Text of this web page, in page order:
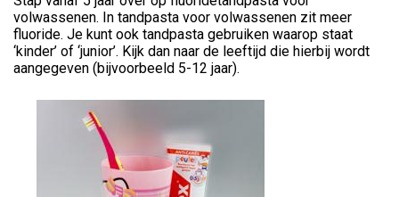
volwassenen. In tandpasta voor volwassenen zit meer
fluoride. Je kunt ook tandpasta gebruiken waarop staat
‘kinder’ of ‘junior’. Kijk dan naar de leeftijd die hierbij wordt
aangegeven (bijvoorbeeld 5-12 jaar).